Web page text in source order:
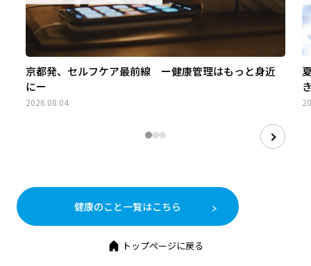
京都発、セルフケア最前線 ー健康管理はもっと身近
にー
2026.08.04
健康のこと一覧はこちら
トップページに戻る